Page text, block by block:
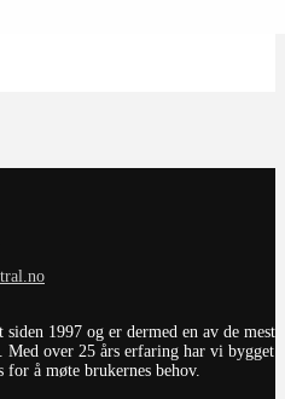
1997 og er dermed en av de mest
Med over 25 års erfaring har vi bygget
å møte brukernes behov.